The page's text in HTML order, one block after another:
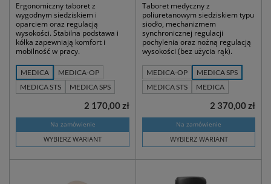
Ergonomiczny taboret z
wygodnym siedziskiem i
oparciem oraz regulacją
wysokości. Stabilna podstawa i
kółka zapewniają komfort i
mobilność w pracy.
MEDICA
MEDICA-OP
MEDICA STS
MEDICA SPS
Na zamówienie
WYBIERZ WARIANT
2 170,00 zł
Taboret medyczny z
poliuretanowym siedziskiem typu
siodło, mechanizmem
synchronicznej regulacji
pochylenia oraz nożną regulacją
wysokości (bez użycia rąk).
MEDICA-OP
MEDICA SPS
MEDICA STS
MEDICA
Na zamówienie
WYBIERZ WARIANT
2 370,00 zł